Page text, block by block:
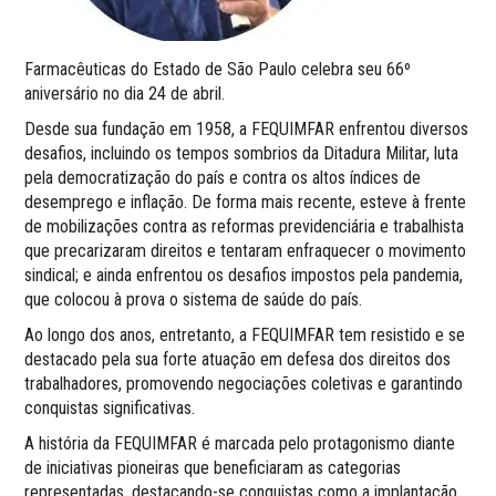
Farmacêuticas do Estado de São Paulo celebra seu 66º
aniversário no dia 24 de abril.
Desde sua fundação em 1958, a FEQUIMFAR enfrentou diversos
desafios, incluindo os tempos sombrios da Ditadura Militar, luta
pela democratização do país e contra os altos índices de
desemprego e inflação. De forma mais recente, esteve à frente
de mobilizações contra as reformas previdenciária e trabalhista
que precarizaram direitos e tentaram enfraquecer o movimento
sindical; e ainda enfrentou os desafios impostos pela pandemia,
que colocou à prova o sistema de saúde do país.
Ao longo dos anos, entretanto, a FEQUIMFAR tem resistido e se
destacado pela sua forte atuação em defesa dos direitos dos
trabalhadores, promovendo negociações coletivas e garantindo
conquistas significativas.
A história da FEQUIMFAR é marcada pelo protagonismo diante
de iniciativas pioneiras que beneficiaram as categorias